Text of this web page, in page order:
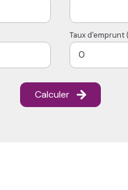
Taux d'emprunt
Calculer